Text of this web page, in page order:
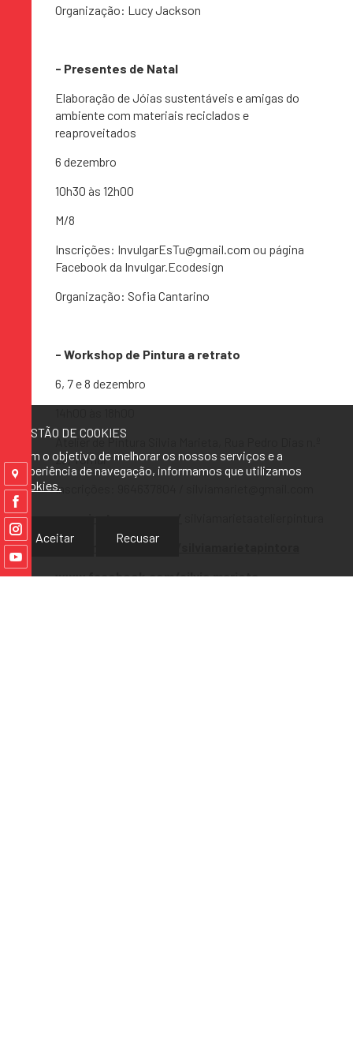
GESTÃO DE COOKIES
Com o objetivo de melhorar os nossos serviços e a
experiência de navegação, informamos que utilizamos
cookies.
Aceitar Recusar
Organização: Lucy Jackson
- Presentes de Natal
Elaboração de Jóias sustentáveis e amigas do
ambiente com materiais reciclados e
reaproveitados
6 dezembro
10h30 às 12h00
M/8
Inscrições: InvulgarEsTu@gmail.com ou página
Facebook da Invulgar.Ecodesign
Organização: Sofia Cantarino
- Workshop de Pintura a retrato
6, 7 e 8 dezembro
Atelier de Pintura Silvia Marieta, Rua Pedro Dias n.º
25, Tomar
Inscrições: 964637804 / silviamariet@gmail.com
www.instagram.com/silviamarietapintora
www.facebook.com/silvia.marieta